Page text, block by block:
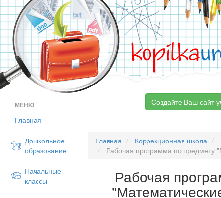
kopilka
МЕНЮ
Главная
Дошкольное
образование
Начальные
классы
Создайте Ваш сайт
Главная Коррекционная школа
Рабочая программа по предмету
Рабочая